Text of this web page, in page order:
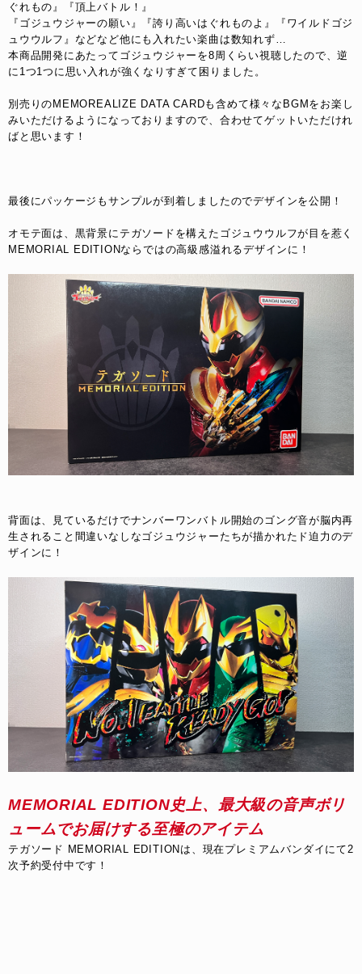
ぐれもの』『頂上バトル！』
『ゴジュウジャーの願い』『誇り高いはぐれものよ』『ワイルドゴジ
ュウウルフ』などなど他にも入れたい楽曲は数知れず…
本商品開発にあたってゴジュウジャーを8周くらい視聴したので、逆
に1つ1つに思い入れが強くなりすぎて困りました。
別売りのMEMOREALIZE DATA CARDも含めて様々なBGMをお楽し
みいただけるようになっておりますので、合わせてゲットいただけれ
ばと思います！
最後にパッケージもサンプルが到着しましたのでデザインを公開！
オモテ面は、黒背景にテガソードを構えたゴジュウウルフが目を惹く
MEMORIAL EDITIONならではの高級感溢れるデザインに！
背面は、見ているだけでナンバーワンバトル開始のゴング音が脳内再
生されること間違いなしなゴジュウジャーたちが描かれたド迫力のデ
ザインに！
MEMORIAL EDITION史上、最大級の音声ボリ
ュームでお届けする至極のアイテム
テガソード MEMORIAL EDITIONは、現在プレミアムバンダイにて2
次予約受付中です！